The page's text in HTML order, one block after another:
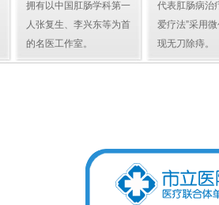
拥有以中国肛肠学科第一
人张复生、李兴东等为首
的名医工作室。
代表肛肠病治
爱疗法”采用
现无刀除痔。